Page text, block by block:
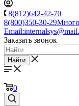
8(812)642-42-70
8(800)350-30-29
Email:
Заказать звонок
Найти
0